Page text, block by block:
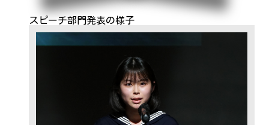
スピーチ部門発表の様子